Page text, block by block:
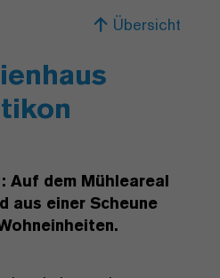
Übersicht
Auf dem Mühleareal
aus einer Scheune